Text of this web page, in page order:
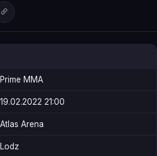
Prime MMA
19.02.2022 21:00
Atlas Arena
Lodz